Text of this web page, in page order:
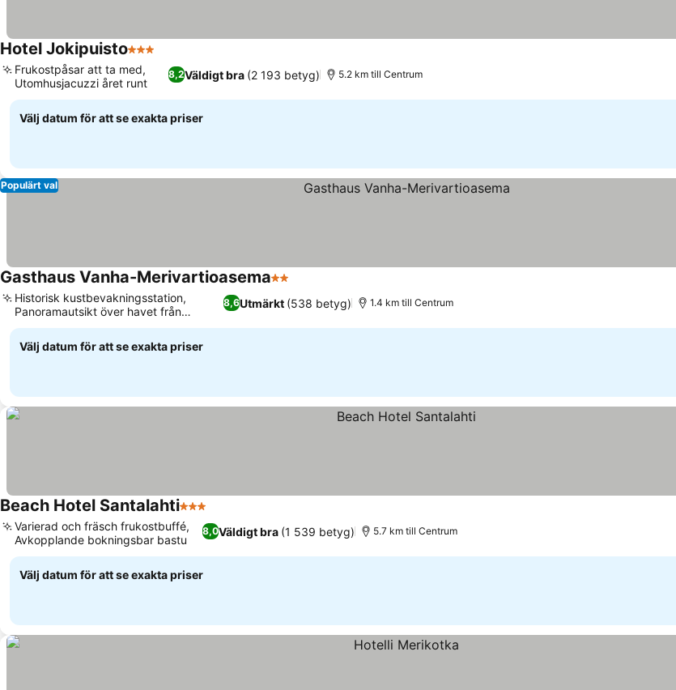
Hotel Jokipuisto3 Stjärnor
8,2Väldigt bra (2 193 betyg)
Frukostpåsar att ta med,
Utomhusjacuzzi året runt
5.2 km till Centrum
Välj datum för att se exakta priser
Populärt val
Gasthaus Vanha-Merivartioasema2 Stjärnor
8,6Utmärkt (538 betyg)
Historisk kustbevakningsstation,
Panoramautsikt över havet från
loungen
1.4 km till Centrum
Välj datum för att se exakta priser
Beach Hotel Santalahti3 Stjärnor
8,0Väldigt bra (1 539 betyg)
Varierad och fräsch frukostbuffé,
Avkopplande bokningsbar bastu
5.7 km till Centrum
Välj datum för att se exakta priser